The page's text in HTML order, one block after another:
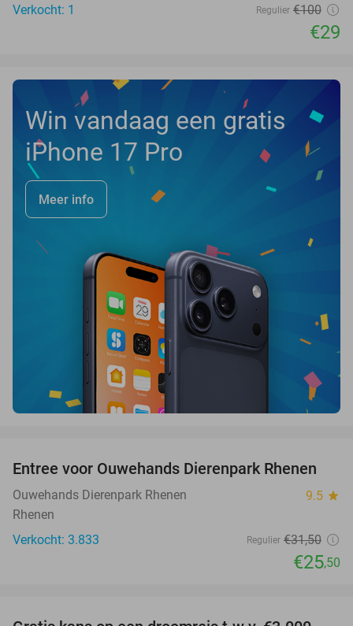
Verkocht: 1
Regulier €100
€29
Win vandaag een gratis
iPhone 17 Pro
Meer info
19%
Entree voor Ouwehands Dierenpark Rhenen
Ouwehands Dierenpark Rhenen 9.5 star
Rhenen
Verkocht: 3.833
Regulier €31,50
€25,50